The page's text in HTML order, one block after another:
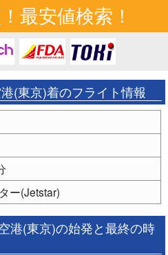
最安値検索！
(東京)着のフライト情報
ー(Jetstar)
港(東京)の始発と最終の時